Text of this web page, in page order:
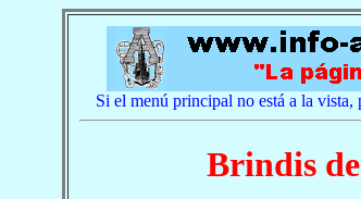
Si el menú principal no está a la vista,
Brindis